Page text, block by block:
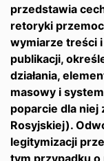
przedstawia
retoryki
wymiarze treści i
publikacji,
działania,
masowy i
poparcie dla niej
Rosyjskiej).
legitymizacji
tym przypadku